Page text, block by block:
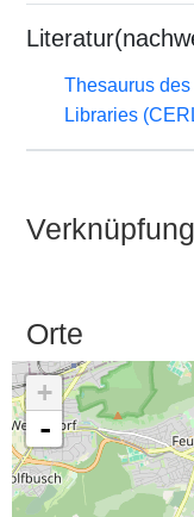
Thesaurus
Libraries
Orte
+
-